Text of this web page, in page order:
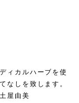
ィカルハーブを使
なしを致します。
屋由美